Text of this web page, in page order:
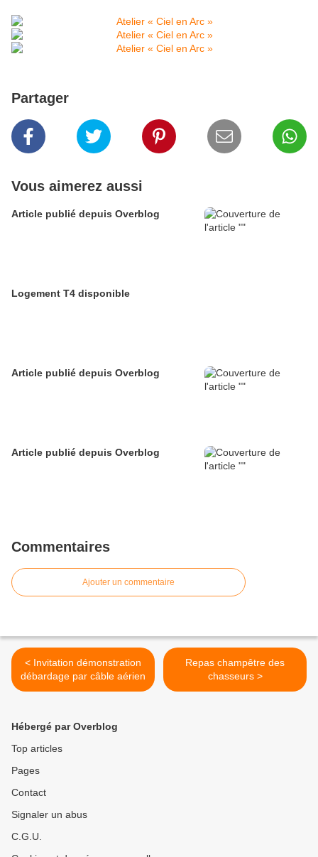
Partager
Vous aimerez aussi
Article publié depuis Overblog
Logement T4 disponible
Article publié depuis Overblog
Article publié depuis Overblog
Commentaires
Ajouter un commentaire
< Invitation démonstration
débardage par câble aérien
Repas champêtre des
chasseurs >
Hébergé par Overblog
Top articles
Pages
Contact
Signaler un abus
C.G.U.